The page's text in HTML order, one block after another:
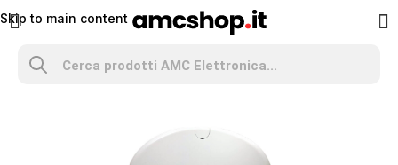
Skip to main content